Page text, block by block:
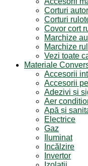
Corturi
Corturi
Covor cort
Marchize
Marchize
Vezi toate
Materiale
Accesorii
Accesorii
Adezivi și
Aer
Apă și
Electrice
Gaz
Iluminat
Incălzire
Invertor